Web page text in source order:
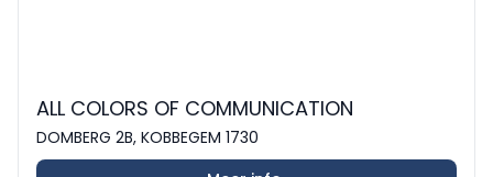
ALL COLORS OF COMMUNICATION
DOMBERG 2B, KOBBEGEM 1730